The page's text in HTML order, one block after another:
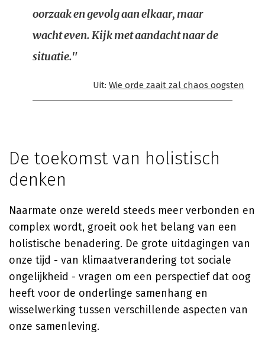
oorzaak en gevolg aan elkaar, maar
wacht even. Kijk met aandacht naar de
situatie."
Uit: Wie orde zaait zal chaos oogsten
De toekomst van holistisch
denken
Naarmate onze wereld steeds meer verbonden en
complex wordt, groeit ook het belang van een
holistische benadering. De grote uitdagingen van
onze tijd - van klimaatverandering tot sociale
ongelijkheid - vragen om een perspectief dat oog
heeft voor de onderlinge samenhang en
wisselwerking tussen verschillende aspecten van
onze samenleving.